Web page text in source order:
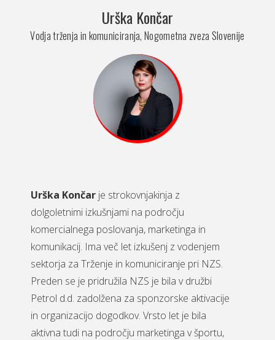
Urška Končar
Vodja trženja in komuniciranja, Nogometna zveza Slovenije
Urška Končar je strokovnjakinja z
dolgoletnimi izkušnjami na področju
komercialnega poslovanja, marketinga in
komunikacij. Ima več let izkušenj z vodenjem
sektorja za Trženje in komuniciranje pri NZS.
Preden se je pridružila NZS je bila v družbi
Petrol d.d. zadolžena za sponzorske aktivacije
in organizacijo dogodkov. Vrsto let je bila
aktivna tudi na področju marketinga v športu,